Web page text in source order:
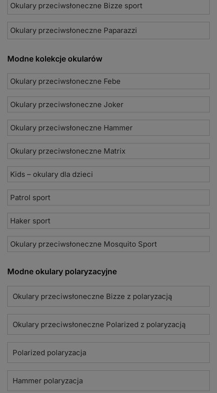
Okulary przeciwsłoneczne Bizze sport
Okulary przeciwsłoneczne Paparazzi
Modne kolekcje okularów
Okulary przeciwsłoneczne Febe
Okulary przeciwsłoneczne Joker
Okulary przeciwsłoneczne Hammer
Okulary przeciwsłoneczne Matrix
Kids – okulary dla dzieci
Patrol sport
Haker sport
Okulary przeciwsłoneczne Mosquito Sport
Modne okulary polaryzacyjne
Okulary przeciwsłoneczne Bizze z polaryzacją
Okulary przeciwsłoneczne Polarized z polaryzacją
Polarized polaryzacja
Hammer polaryzacja